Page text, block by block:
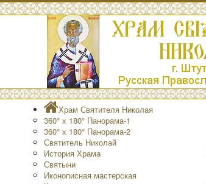
Храм Святителя Николая
360° x 180° Панорама-1
360° x 180° Панорама-2
Святитель Николай
История Храма
Святыни
Иконописная мастерская